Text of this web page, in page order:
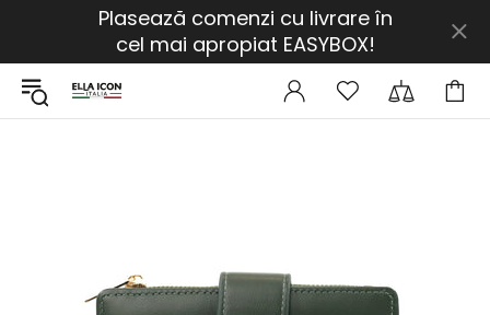
Plasează comenzi cu livrare în
cel mai apropiat EASYBOX!